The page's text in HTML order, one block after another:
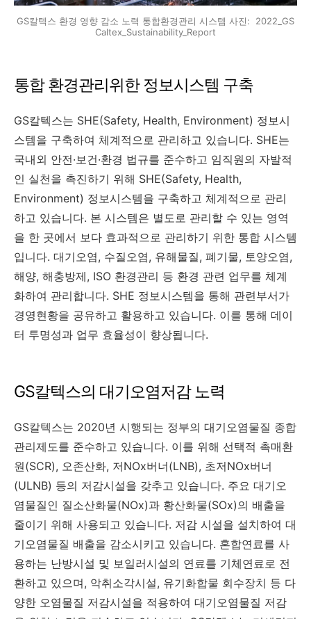
GS칼텍스 환경 영향 감소 노력 통합환경관리 시스템 사진: 2022_GS
Caltex_Sustainability_Report
통합 환경관리위한 정보시스템 구축
GS칼텍스는 SHE(Safety, Health, Environment) 정보시
스템을 구축하여 체계적으로 관리하고 있습니다. SHE는
국내외 안전·보건·환경 법규를 준수하고 임직원의 자발적
인 실천을 촉진하기 위해 SHE(Safety, Health,
Environment) 정보시스템을 구축하고 체계적으로 관리
하고 있습니다. 본 시스템은 별도로 관리할 수 있는 영역
을 한 곳에서 보다 효과적으로 관리하기 위한 통합 시스템
입니다. 대기오염, 수질오염, 유해물질, 폐기물, 토양오염,
해양, 해충방제, ISO 환경관리 등 환경 관련 업무를 체계
화하여 관리합니다. SHE 정보시스템을 통해 관련부서가
경영현황을 공유하고 활용하고 있습니다. 이를 통해 데이
터 투명성과 업무 효율성이 향상됩니다.
GS칼텍스의 대기오염저감 노력
GS칼텍스는 2020년 시행되는 정부의 대기오염물질 종합
관리제도를 준수하고 있습니다. 이를 위해 선택적 촉매환
원(SCR), 오존산화, 저NOx버너(LNB), 초저NOx버너
(ULNB) 등의 저감시설을 갖추고 있습니다. 주요 대기오
염물질인 질소산화물(NOx)과 황산화물(SOx)의 배출을
줄이기 위해 사용되고 있습니다. 저감 시설을 설치하여 대
기오염물질 배출을 감소시키고 있습니다. 혼합연료를 사
용하는 난방시설 및 보일러시설의 연료를 기체연료로 전
환하고 있으며, 악취소각시설, 유기화합물 회수장치 등 다
양한 오염물질 저감시설을 적용하여 대기오염물질 저감